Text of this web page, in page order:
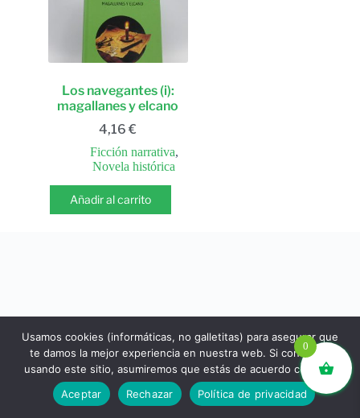
Los navegantes (i):
magallanes y elcano
4,16€
Ficción narrativa,
Novela histórica
Añadir al carrito
libros.eco © - Desde Barcelona para el mundo 💚 |
Devoluciones y reembolsos|Política de Privacidad
0
Usamos cookies (informáticas, no galletitas) para asegurar que
te damos la mejor experiencia en nuestra web. Si continúas
usando este sitio, asumiremos que estás de acuerdo con ello.
Aceptar
Rechazar Política de privacidad